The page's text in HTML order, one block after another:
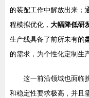
的装配工作中解放出来；
程模拟优化， 大幅降低研
生产线具备了前所未有的
的需求，为个性化定制生
这一前沿领域也面临
和稳定性要求极高，并且